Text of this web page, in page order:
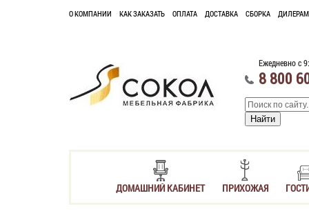
О КОМПАНИИ КАК ЗАКАЗАТЬ ОПЛАТА ДОСТАВКА СБОРКА ДИЛЕРАМ
Ежедневно с
8 800
ДОМАШНИЙ КАБИНЕТ ПРИХОЖАЯ